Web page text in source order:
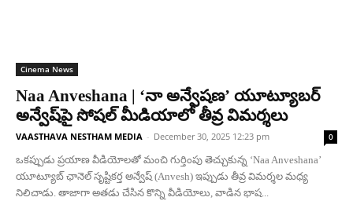
Cinema News
Naa Anveshana | ‘నా అన్వేషణ’ యూట్యూబర్
అన్వేష్‌పై సోషల్ మీడియాలో తీవ్ర విమర్శలు
VAASTHAVA NESTHAM MEDIA - December 30, 2025 12:23 pm 0
ఒకప్పుడు ప్రయాణ వీడియోలతో మంచి గుర్తింపు తెచ్చుకున్న ‘Naa Anveshana’
యూట్యూబ్ ఛానెల్ సృష్టికర్త అన్వేష్ (Anvesh) ఇప్పుడు తీవ్ర విమర్శల మధ్య
నిలిచాడు. తాజాగా అతడు చేసిన కొన్ని వీడియోలు, వాడిన భాష...